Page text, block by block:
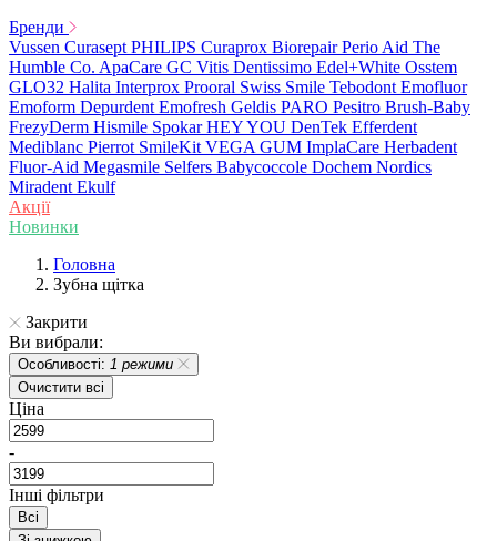
Бренди
Vussen Curasept PHILIPS Curaprox Biorepair Perio Aid The
Humble Co. ApaCare GC Vitis Dentissimo Edel+White Osstem
GLO32 Halita Interprox Prooral Swiss Smile Tebodont Emofluor
Emoform Depurdent Emofresh Geldis PARO Pesitro Brush-Baby
FrezyDerm Hismile Spokar HEY YOU DenTek Efferdent
Mediblanc Pierrot SmileKit VEGA GUM ImplaCare Herbadent
Fluor-Aid Megasmile Selfers Babycoccole Dochem Nordics
Miradent Ekulf
Акції
Новинки
Головна
Зубна щітка
Закрити
Ви вибрали:
Особливості: 1 режими
Очистити всі
Ціна
-
Інші фільтри
Всі